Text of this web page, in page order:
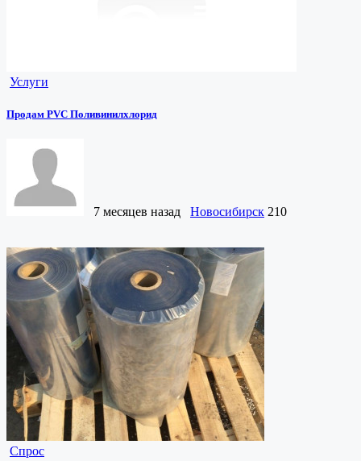
Услуги
Продам PVC Поливинилхлорид
7 месяцев назад Новосибирск 210
Спрос